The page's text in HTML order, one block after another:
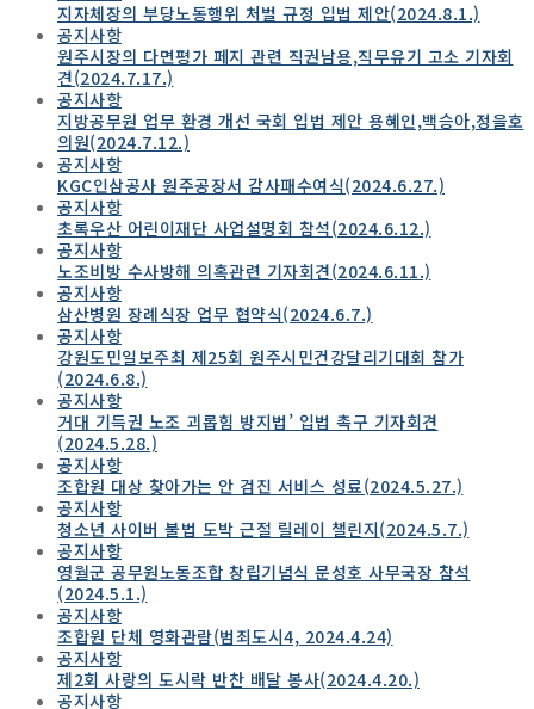
지자체장의 부당노동행위 처벌 규정 입법 제안(2024.8.1.)
공지사항
원주시장의 다면평가 페지 관련 직권남용,직무유기 고소 기자회
견(2024.7.17.)
공지사항
지방공무원 업무 환경 개선 국회 입법 제안 용혜인,백승아,정을호
의원(2024.7.12.)
공지사항
KGC인삼공사 원주공장서 감사패수여식(2024.6.27.)
공지사항
초록우산 어린이재단 사업설명회 참석(2024.6.12.)
공지사항
노조비방 수사방해 의혹관련 기자회견(2024.6.11.)
공지사항
삼산병원 장례식장 업무 협약식(2024.6.7.)
공지사항
강원도민일보주최 제25회 원주시민건강달리기대회 참가
(2024.6.8.)
공지사항
거대 기득권 노조 괴롭힘 방지법’ 입법 촉구 기자회견
(2024.5.28.)
공지사항
조합원 대상 찾아가는 안 검진 서비스 성료(2024.5.27.)
공지사항
청소년 사이버 불법 도박 근절 릴레이 챌린지(2024.5.7.)
공지사항
영월군 공무원노동조합 창립기념식 문성호 사무국장 참석
(2024.5.1.)
공지사항
조합원 단체 영화관람(범죄도시4, 2024.4.24)
공지사항
제2회 사랑의 도시락 반찬 배달 봉사(2024.4.20.)
공지사항